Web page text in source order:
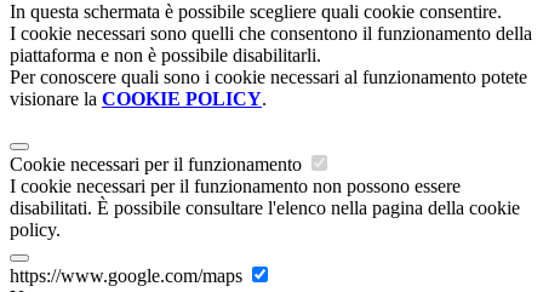
In questa schermata è possibile scegliere quali cookie consentire.
I cookie necessari sono quelli che consentono il funzionamento della
piattaforma e non è possibile disabilitarli.
Per conoscere quali sono i cookie necessari al funzionamento potete
visionare la COOKIE POLICY.
Cookie necessari per il funzionamento
I cookie necessari per il funzionamento non possono essere
disabilitati. È possibile consultare l'elenco nella pagina della cookie
policy.
https://www.google.com/maps